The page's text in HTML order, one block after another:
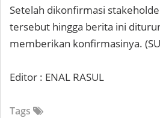
Setelah dikonfirmasi
tersebut hingga berita ini
memberikan konfirmasinya.
Editor : ENAL RASUL
Tags